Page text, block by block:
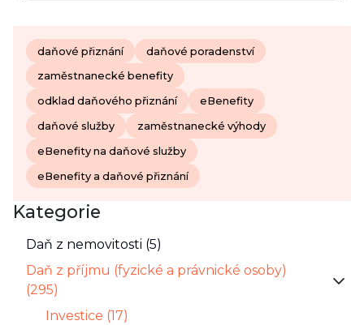
daňové přiznání daňové poradenství
zaměstnanecké benefity
odklad daňového přiznání eBenefity
daňové služby zaměstnanecké výhody
eBenefity na daňové služby
eBenefity a daňové přiznání
Kategorie
Daň z nemovitosti (5)
Daň z příjmu (fyzické a právnické osoby)
(295)
Investice (17)